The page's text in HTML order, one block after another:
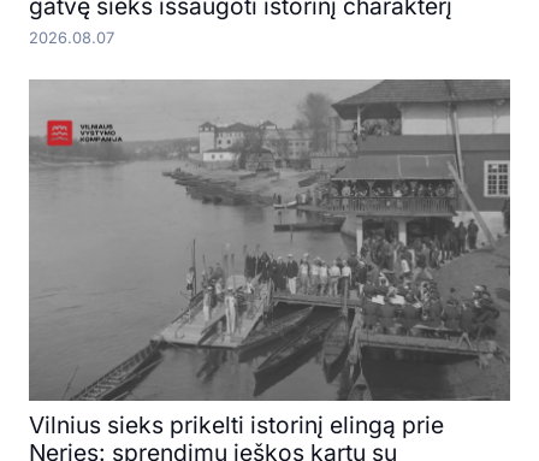
gatvę sieks išsaugoti istorinį charakterį
2026.08.07
Vilnius sieks prikelti istorinį elingą prie
Neries: sprendimų ieškos kartu su